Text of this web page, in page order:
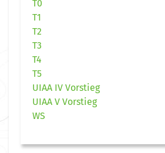
T0
T1
T2
T3
T4
T5
UIAA IV Vorstieg
UIAA V Vorstieg
WS